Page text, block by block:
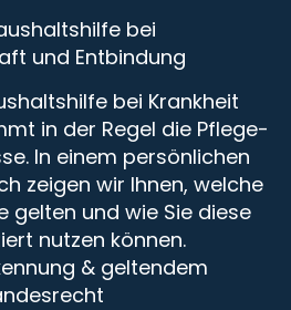
bei
und Entbindung
bei Krankheit
in der Regel die Pflege-
In einem persönlichen
zeigen wir Ihnen, welche
gelten und wie Sie diese
nutzen können.
& geltendem